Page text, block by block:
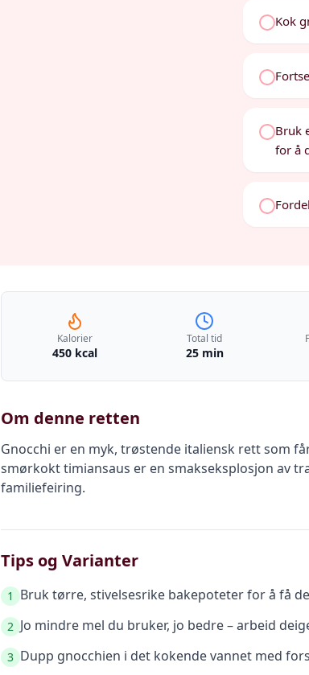
Kok
Bruk
for å
Kalorier
450 kcal
Total tid
25 min
Om denne retten
Gnocchi er en myk, trøstende italiensk rett som
smørkokt timiansaus er en smakseksplosjon av
familiefeiring.
Tips og Varianter
1 Bruk tørre, stivelsesrike bakepoteter for å få
2 Jo mindre mel du bruker, jo bedre – arbeid
3 Dupp gnocchien i det kokende vannet med